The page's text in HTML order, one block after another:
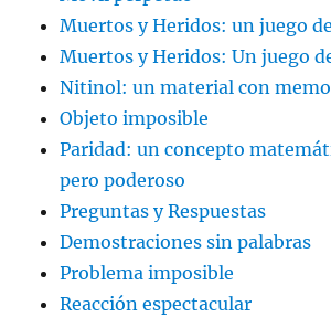
Muertos y Heridos: un juego
Muertos y Heridos: Un juego
Nitinol: un material con
Objeto imposible
Paridad: un concepto
pero poderoso
Preguntas y Respuestas
Demostraciones sin palabras
Problema imposible
Reacción espectacular